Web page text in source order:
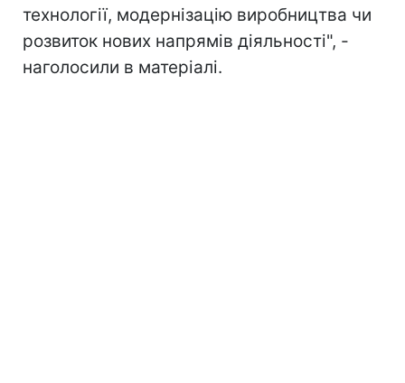
технології, модернізацію виробництва чи
розвиток нових напрямів діяльності", -
наголосили в матеріалі.